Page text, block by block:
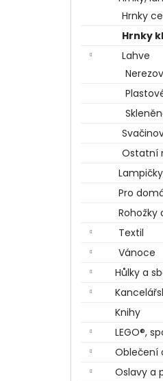
Hrnky
Hrnky
Lahve
Ostatní
Pro
Rohožky
Textil
Vánoce
Hůlky a
Knihy
LEGO®,
Oblečení
Oslavy a
BERTÍKOVY
35 G, HARRY